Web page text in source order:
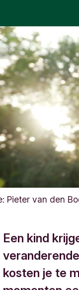
Pieter van den
Een kind
kosten je te